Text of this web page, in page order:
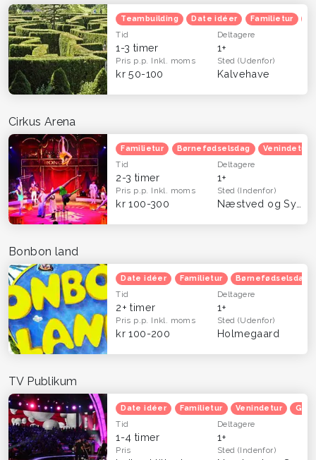
Teambuilding Date idéer Familietur
Tid
1-3 timer
Deltagere
1+
Pris p.p. Inkl. moms
kr 50-100
Sted(Udenfor)
Kalvehave
Cirkus Arena
Familietur Børnefødselsdag Venindetur
Tid
2-3 timer
Deltagere
1+
Pris p.p. Inkl. moms
kr 100-300
Sted(Indenfor)
Bonbon land
Date idéer Familietur Børnefødselsdag
Tid
2+ timer
Deltagere
1+
Pris p.p. Inkl. moms
kr 100-200
Sted(Udenfor)
Holmegaard
TV Publikum
Date idéer Familietur Venindetur
Tid
1-4 timer
Deltagere
1+
Pris Sted(Indenfor)